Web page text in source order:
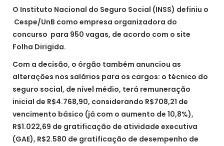
O Instituto Nacional do Seguro Social (INSS) definiu o
Cespe/UnB como empresa organizadora do
concurso para 950 vagas, de acordo com o site
Folha Dirigida.
Com a decisão, o órgão também anunciou as
alterações nos salários para os cargos: o técnico do
seguro social, de nível médio, terá remuneração
inicial de R$4.768,90, considerando R$708,21 de
vencimento básico (já com o aumento de 10,8%),
R$1.022,69 de gratificação de atividade executiva
(GAE), R$2.580 de gratificação de desempenho de